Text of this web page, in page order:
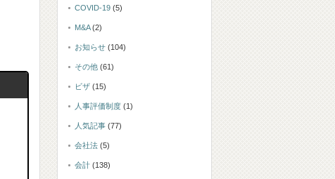
COVID-19 (5)
M&A(2)
お知らせ (104)
その他 (61)
ビザ (15)
人事評価制度 (1)
人気記事 (77)
会社法 (5)
会計 (138)